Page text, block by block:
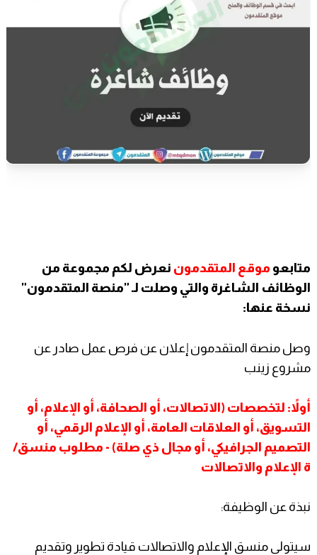
متابعو موقع المتقدمون نعرض لكم مجموعة من
الوظائف الشاغرة والتي وصلت لـ "منصة المتقدمون"
نسخة عنها:
وصل منصة المتقدمون إعلان عن فرص عمل صادر عن
مشروع زينب
أولاً: لتخصصات (الاتصالات، أو الصحافة، أو الإعلام، أو
التسويق، أو العلاقات العامة، أو الإعلام الرقمي، أو
التصميم الجرافيكي، أو مجال ذي صلة) - مطلوب منسق/
ة الإعلام والاتصالات
نبذة عن الوظيفة:
سيتولى منسق الإعلام والاتصالات قيادة تطوير وتقديم